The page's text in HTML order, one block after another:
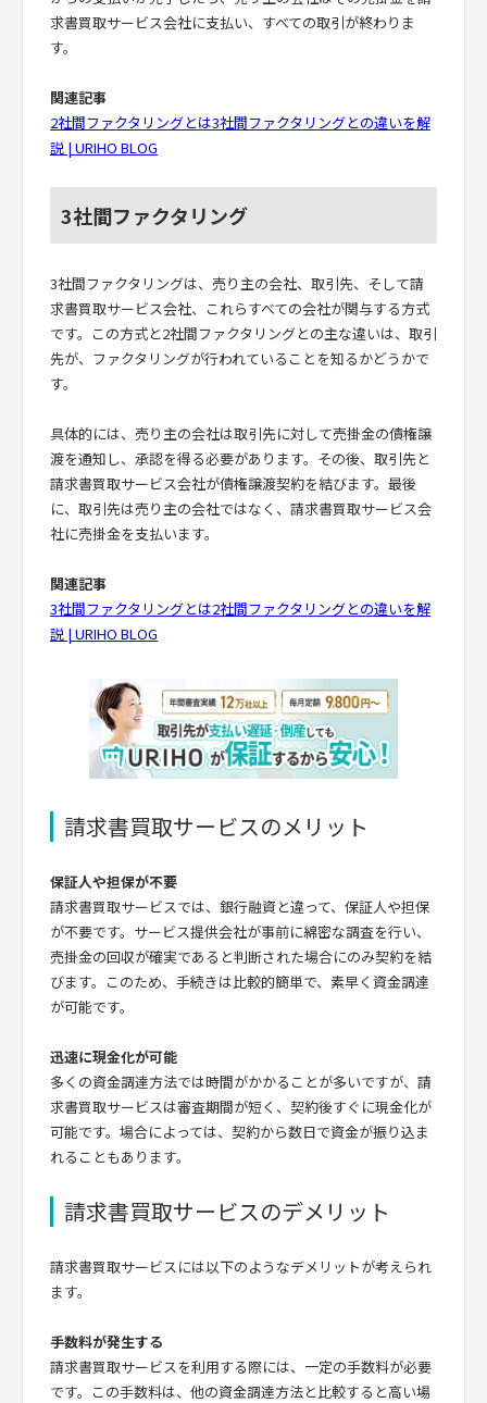
求書買取サービス会社に支払い、すべての取引が終わりま
す。
関連記事
2社間ファクタリングとは3社間ファクタリングとの違いを解
説 | URIHO BLOG
3社間ファクタリング
3社間ファクタリングは、売り主の会社、取引先、そして請
求書買取サービス会社、これらすべての会社が関与する方式
です。この方式と2社間ファクタリングとの主な違いは、取引
先が、ファクタリングが行われていることを知るかどうかで
す。
具体的には、売り主の会社は取引先に対して売掛金の債権譲
渡を通知し、承認を得る必要があります。その後、取引先と
請求書買取サービス会社が債権譲渡契約を結びます。最後
に、取引先は売り主の会社ではなく、請求書買取サービス会
社に売掛金を支払います。
関連記事
3社間ファクタリングとは2社間ファクタリングとの違いを解
説 | URIHO BLOG
請求書買取サービスのメリット
保証人や担保が不要
請求書買取サービスでは、銀行融資と違って、保証人や担保
が不要です。サービス提供会社が事前に綿密な調査を行い、
売掛金の回収が確実であると判断された場合にのみ契約を結
びます。このため、手続きは比較的簡単で、素早く資金調達
が可能です。
迅速に現金化が可能
多くの資金調達方法では時間がかかることが多いですが、請
求書買取サービスは審査期間が短く、契約後すぐに現金化が
可能です。場合によっては、契約から数日で資金が振り込ま
れることもあります。
請求書買取サービスのデメリット
請求書買取サービスには以下のようなデメリットが考えられ
ます。
手数料が発生する
請求書買取サービスを利用する際には、一定の手数料が必要
です。この手数料は、他の資金調達方法と比較すると高い場